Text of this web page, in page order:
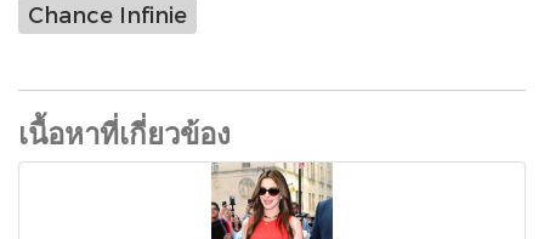
Chance Infinie
เนื้อหาที่เกี่ยวข้อง